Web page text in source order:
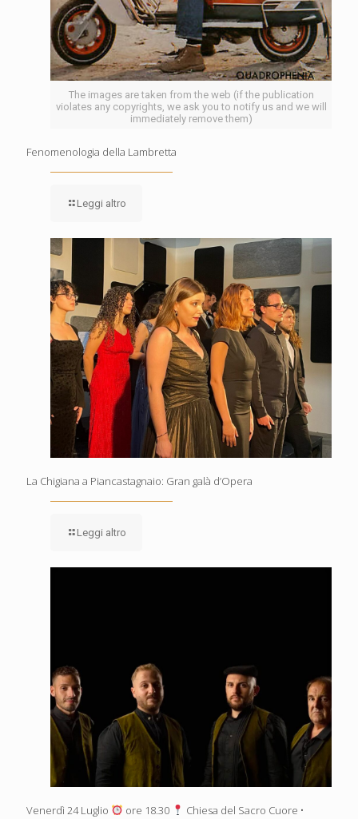
The images are taken from the web (if the publication
violates any copyrights, we ask you to notify us and we will
immediately remove them)
Fenomenologia della Lambretta
Leggi altro
La Chigiana a Piancastagnaio: Gran galà d’Opera
Leggi altro
Venerdì 24 Luglio ore 18.30
Chiesa del Sacro Cuore •